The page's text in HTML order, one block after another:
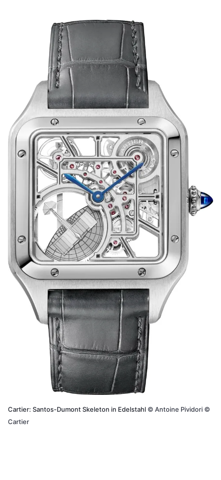
Cartier: Santos-Dumont Skeleton in Edelstahl © Antoine Pividori ©
Cartier